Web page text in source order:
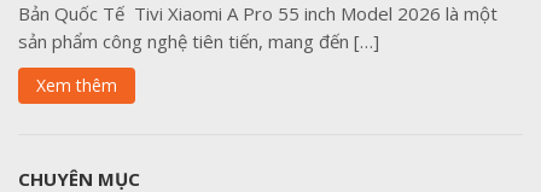
Bản Quốc Tế Tivi Xiaomi A Pro 55 inch Model 2026 là một
sản phẩm công nghệ tiên tiến, mang đến […]
Xem thêm
CHUYÊN MỤC